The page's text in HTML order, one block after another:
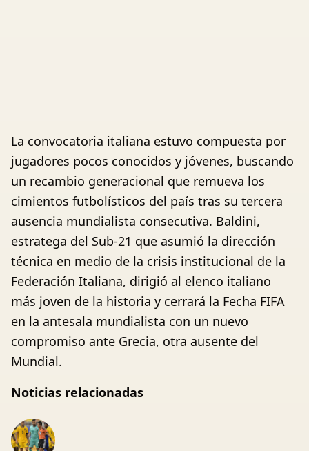
La convocatoria italiana estuvo compuesta por
jugadores pocos conocidos y jóvenes, buscando
un recambio generacional que remueva los
cimientos futbolísticos del país tras su tercera
ausencia mundialista consecutiva. Baldini,
estratega del Sub-21 que asumió la dirección
técnica en medio de la crisis institucional de la
Federación Italiana, dirigió al elenco italiano
más joven de la historia y cerrará la Fecha FIFA
en la antesala mundialista con un nuevo
compromiso ante Grecia, otra ausente del
Mundial.
Noticias relacionadas